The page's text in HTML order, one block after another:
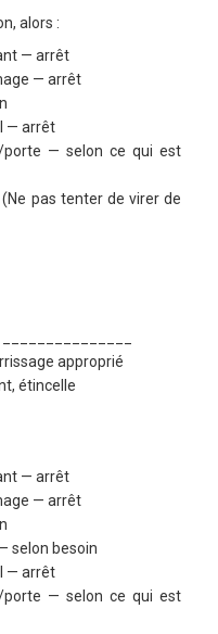
alors :
— arrêt
— arrêt
— arrêt
porte — selon ce qui est
pas tenter de virer de
approprié
étincelle
— arrêt
— arrêt
selon besoin
— arrêt
porte — selon ce qui est